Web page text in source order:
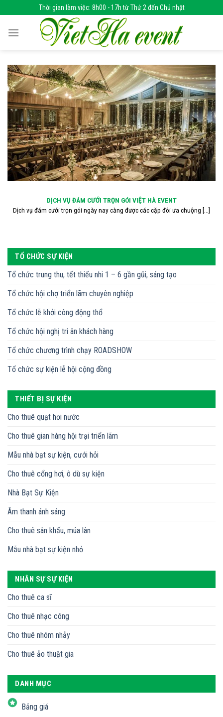
to
content
Thời gian làm việc: 8h00 - 17h từ Thứ 2 đến Chủ nhật
TỔ CHỨC SỰ KIỆN
Tổ chức trung thu, tết thiếu nhi 1 – 6 gần gũi, sáng tạo
Tổ chức hội chợ triển lãm chuyên nghiệp
Tổ chức lễ khởi công động thổ
Tổ chức hội nghị tri ân khách hàng
Tổ chức chương trình chạy ROADSHOW
Tổ chức sự kiện lễ hội cộng đồng
THIẾT BỊ SỰ KIỆN
Cho thuê quạt hơi nước
Cho thuê gian hàng hội trại triển lãm
Mẫu nhà bạt sự kiện, cưới hỏi
Cho thuê cổng hơi, ô dù sự kiện
Nhà Bạt Sự Kiện
Âm thanh ánh sáng
Cho thuê sân khấu, múa lân
Mẫu nhà bạt sự kiện nhỏ
NHÂN SỰ SỰ KIỆN
Cho thuê ca sĩ
Cho thuê nhạc công
Cho thuê nhóm nhảy
Cho thuê ảo thuật gia
DANH MỤC
Bảng giá
DỊCH VỤ ĐÁM CƯỚI TRỌN GÓI VIỆT HÀ EVENT
Dịch vụ đám cưới trọn gói ngày nay càng được các cặp đôi ưa chuộng [...]